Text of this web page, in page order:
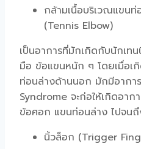
กล้ามเนื้อบริเวณแขน
(Tennis Elbow)
เป็นอาการที่มักเกิดกับนักเท
มือ ข้อแขนหนัก ๆ โดยเมื่อเ
ท่อนล่างด้านนอก มักมีอาก
Syndrome จะก่อให้เกิดอาก
ข้อศอก แขนท่อนล่าง ไปจน
นิ้วล็อก (Trigger